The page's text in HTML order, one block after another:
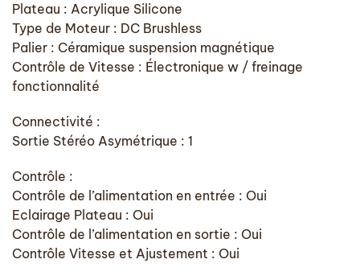
Plateau : Acrylique Silicone
Type de Moteur : DC Brushless
Palier : Céramique suspension magnétique
Contrôle de Vitesse : Électronique w / freinage
fonctionnalité
Connectivité :
Sortie Stéréo Asymétrique : 1
Contrôle :
Contrôle de l’alimentation en entrée : Oui
Eclairage Plateau : Oui
Contrôle de l’alimentation en sortie : Oui
Contrôle Vitesse et Ajustement : Oui